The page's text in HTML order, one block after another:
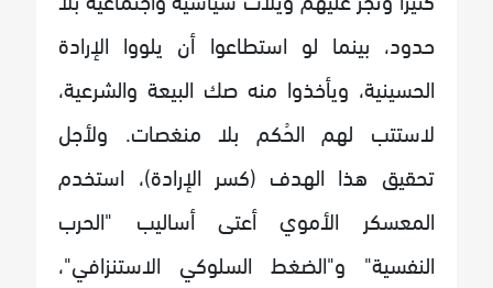
حدود، بينما لو استطاعوا أن يلووا الإرادة
الحسينية، ويأخذوا منه صك البيعة والشرعية،
لاستتب لهم الحُكم بلا منغصات. ولأجل
تحقيق هذا الهدف (كسر الإرادة)، استخدم
المعسكر الأموي أعتى أساليب "الحرب
النفسية" و"الضغط السلوكي الاستنزافي"،